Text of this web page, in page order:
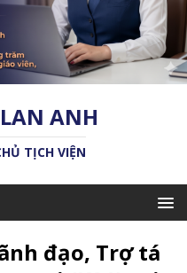
ANH
TỊCH VIỆN
đạo, Trợ tá